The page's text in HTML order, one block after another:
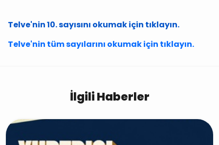
Telve'nin 10. sayısını okumak için tıklayın.
Telve'nin tüm sayılarını okumak için tıklayın.
İlgili Haberler